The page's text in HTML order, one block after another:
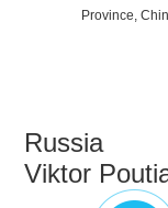
Province,
Russia
Viktor